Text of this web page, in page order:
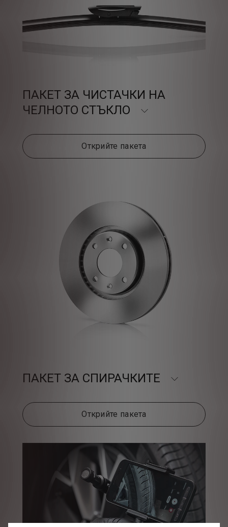
ПАКЕТ ЗА ЧИСТАЧКИ НА
ЧЕЛНОТО СТЪКЛО
Открийте пакета
ПАКЕТ ЗА СПИРАЧКИТЕ
Открийте пакета